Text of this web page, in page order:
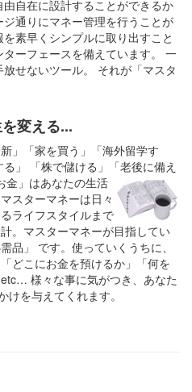
自在に設計することができるか
通りにマネー管理を行うことが
素早くシンプルに取り出すこと
ーフェースを備えています。 一
せないツール。 それが「マスタ
変える...
」「家を買う」「海外留学す
」 「株で儲ける」「老後に備え
金」はあなたの生活
スターマネーは日々
ライフスタイルまで
。マスターマネーが目指してい
品」 です。使っていくうちに、
どこにお金を預けるか」「何を
etc… 様々な事に気がつき、あなた
けを与えてくれます。